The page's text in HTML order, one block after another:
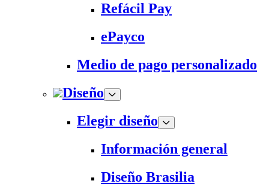
Refácil Pay
ePayco
Medio de pago personalizado
Diseño
Elegir diseño
Información general
Diseño Brasilia